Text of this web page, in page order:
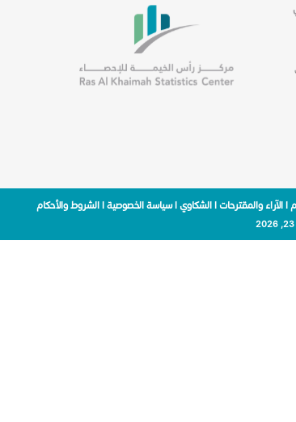
|الآراء والمقترحات|الشكاوي|سياسة الخصوصية|الشروط والأحكام